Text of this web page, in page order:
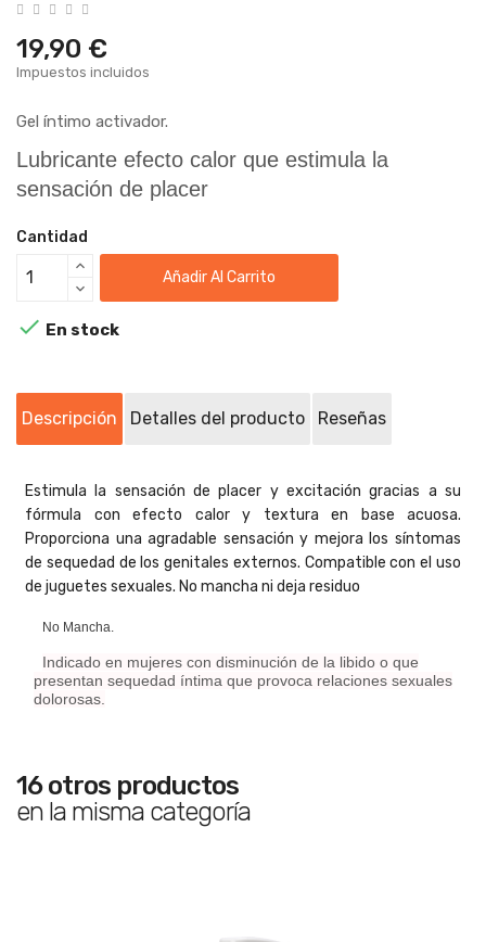
19,90 €
Impuestos incluidos
Gel íntimo activador.
Lubricante efecto calor que estimula la
sensación de placer
Cantidad
Añadir Al Carrito
 En stock
Descripción Detalles del producto Reseñas
Estimula la sensación de placer y excitación gracias a su
fórmula con efecto calor y textura en base acuosa.
Proporciona una agradable sensación y mejora los síntomas
de sequedad de los genitales externos. Compatible con el uso
de juguetes sexuales. No mancha ni deja residuo
No Mancha.
Indicado en mujeres con disminución de la libido o que
presentan sequedad íntima que provoca relaciones sexuales
dolorosas.
16 otros productos
en la misma categoría